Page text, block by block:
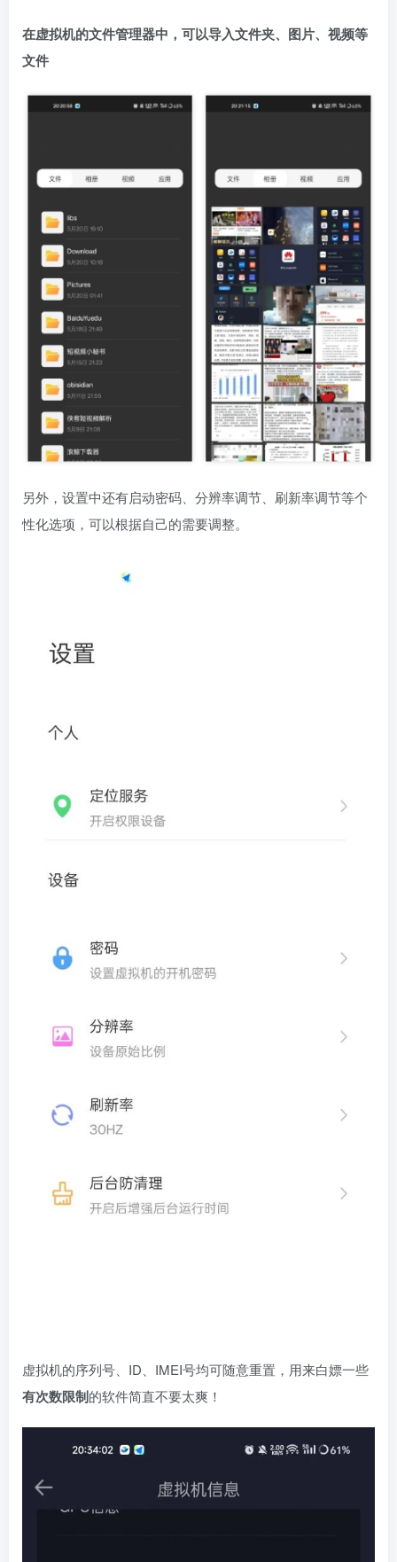
在虚拟机的文件管理器中，可以导入文件夹、图片、视频等
文件
另外，设置中还有启动密码、分辨率调节、刷新率调节等个
性化选项，可以根据自己的需要调整。
虚拟机的序列号、ID、IMEI号均可随意重置，用来白嫖一些
有次数限制的软件简直不要太爽！